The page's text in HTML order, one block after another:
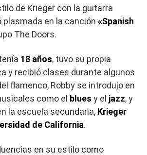
de Krieger con la guitarra
plasmada en la canción «Spanish
The Doors.
18 años, tuvo su propia
y recibió clases durante algunos
flamenco, Robby se introdujo en
como el blues y el jazz, y
la escuela secundaria, Krieger
de California.
en su estilo como